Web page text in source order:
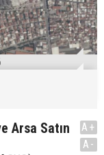
Arsa Satın
A+
A-